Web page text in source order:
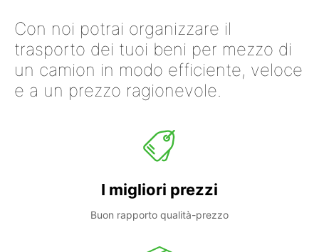
Con noi potrai organizzare il
trasporto dei tuoi beni per mezzo di
un camion in modo efficiente, veloce
e a un prezzo ragionevole.
I migliori prezzi
Buon rapporto qualità-prezzo